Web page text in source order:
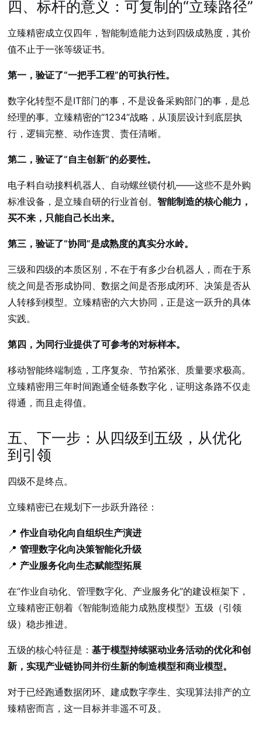
四、标杆的意义：可复制的“立臻路径”
立臻精密成立仅四年，智能制造能力达到四级成熟度，其价
值不止于一张等级证书。
第一，验证了“一把手工程”的可执行性。
数字化转型不是IT部门的事，不是设备采购部门的事，是总
经理的事。立臻精密的“1234”战略，从顶层设计到底层执
行，逻辑完整、动作连贯、责任清晰。
第二，验证了“自主创新”的必要性。
电子料自动接料机器人、自动螺丝锁付机——这些不是外购
标准设备，是立臻自研的行业首创。智能制造的核心能力，
买不来，只能自己长出来。
第三，验证了“协同”是成熟度的真实分水岭。
三级和四级的本质区别，不在于有多少台机器人，而在于系
统之间是否形成协同、数据之间是否形成闭环、决策是否从
人转移到模型。立臻精密的六大协同，正是这一跃升的具体
实践。
第四，为同行业提供了可参考的对标样本。
移动智能终端制造，工序复杂、节拍紧张、质量要求极高。
立臻精密用三年时间跑通全链条数字化，证明这条路不仅走
得通，而且走得值。
五、下一步：从四级到五级，从优化
到引领
四级不是终点。
立臻精密已在规划下一步跃升路径：
📍作业自动化向自组织生产演进
📍管理数字化向决策智能化升级
📍 产业服务化向生态赋能型拓展
在“作业自动化、管理数字化、产业服务化”的建设框架下，
立臻精密正朝着《智能制造能力成熟度模型》五级（引领
级）稳步推进。
五级的核心特征是：基于模型持续驱动业务活动的优化和创
新，实现产业链协同并衍生新的制造模型和商业模型。
对于已经跑通数据闭环、建成数字孪生、实现算法排产的立
臻精密而言，这一目标并非遥不可及。